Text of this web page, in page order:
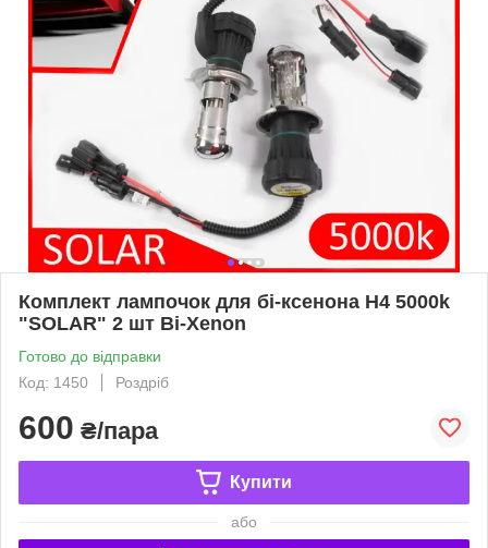
Комплект лампочок для бі-ксенона H4 5000k
"SOLAR" 2 шт Bi-Xenon
Готово до відправки
Код: 1450
Роздріб
600 ₴/пара
Купити
або